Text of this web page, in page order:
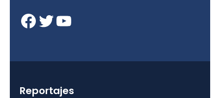
Facebook Twitter YouTube
Reportajes